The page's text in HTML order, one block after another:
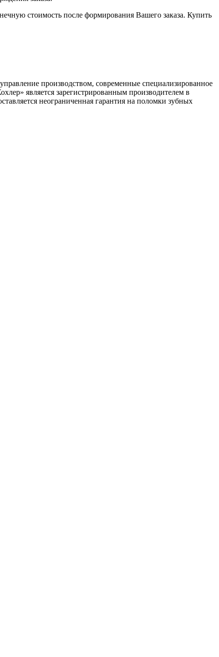
стоимость после формирования Вашего заказа. Купить
производством, современные специализированное
является зарегистрированным производителем в
неограниченная гарантия на поломки зубных